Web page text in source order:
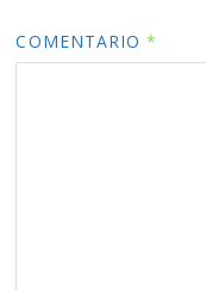
COMENTARIO*